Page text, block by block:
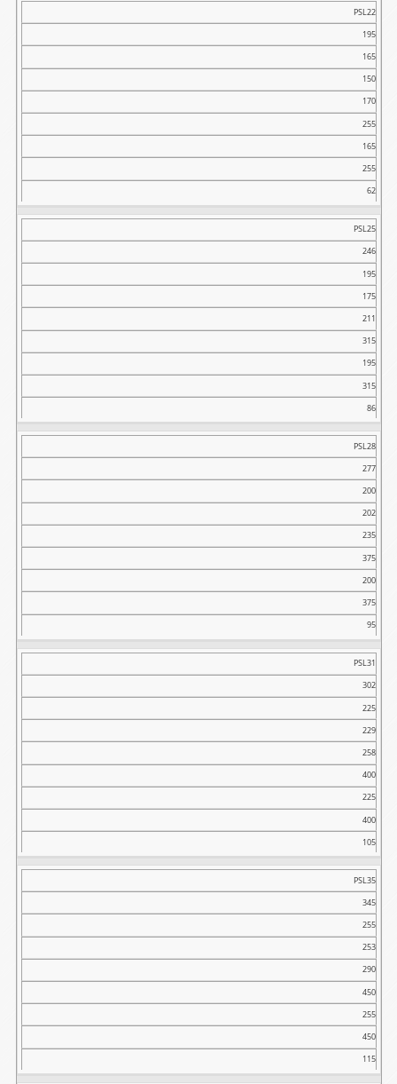
C
D
E1
F
PSL22
195
165
150
170
255
165
255
62
PSL25
246
195
175
211
315
195
315
86
PSL28
277
200
202
235
375
200
375
95
PSL31
302
225
229
258
400
225
400
105
PSL35
345
255
253
290
450
255
450
115